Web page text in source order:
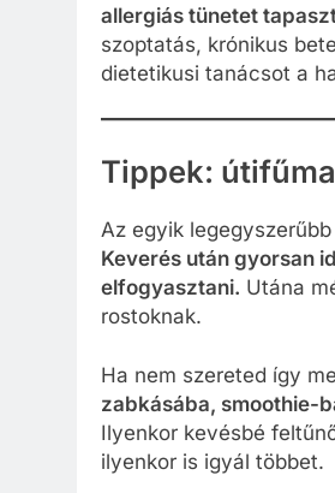
allergiás tünetet
szoptatás, krónikus
dietetikusi tanácsot a
Tippek:
Az egyik
Keverés után gyorsan
elfogyasztani. Utána
rostoknak.
Ha nem szereted így
zabkásába, smoothie-
Ilyenkor kevésbé
ilyenkor is igyál többet.